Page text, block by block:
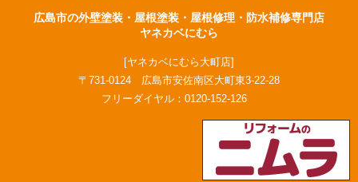
広島市の外壁塗装・屋根塗装・屋根修理・防水補修専門店
ヤネカベにむら
[ヤネカベにむら大町店]
〒731-0124 広島市安佐南区大町東3-22-28
フリーダイヤル： 0120-152-126